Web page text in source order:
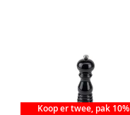
Koop er twee, pak